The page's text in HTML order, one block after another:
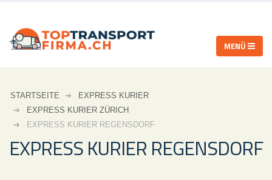
STARTSEITE
EXPRESS KURIER
EXPRESS KURIER ZÜRICH
EXPRESS KURIER REGENSDORF
EXPRESS KURIER REGENSDORF